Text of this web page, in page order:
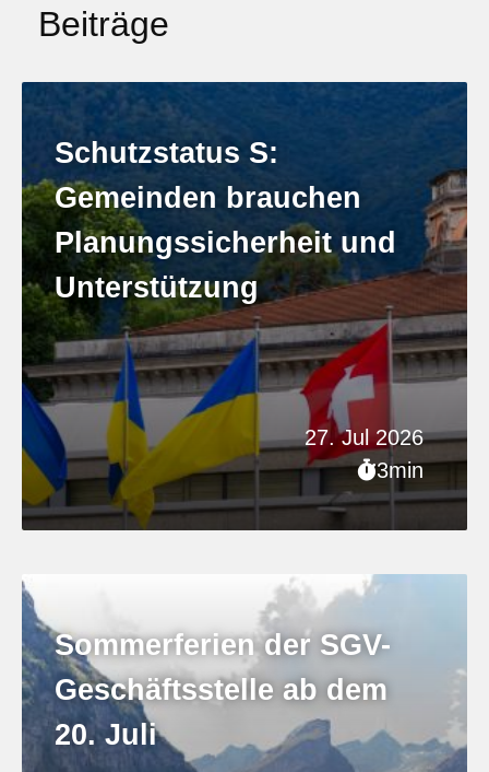
Beiträge
27. Jul 2026
3min
Schutzstatus S:
Gemeinden brauchen
Planungssicherheit und
Unterstützung
Sommerferien der SGV-
Geschäftsstelle ab dem
20. Juli